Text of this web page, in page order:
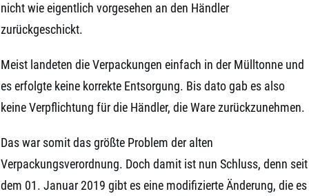
nicht wie eigentlich vorgesehen an den Händler
zurückgeschickt.
Meist landeten die Verpackungen einfach in der Mülltonne und
es erfolgte keine korrekte Entsorgung. Bis dato gab es also
keine Verpflichtung für die Händler, die Ware zurückzunehmen.
Das war somit das größte Problem der alten
Verpackungsverordnung. Doch damit ist nun Schluss, denn seit
dem 01. Januar 2019 gibt es eine modifizierte Änderung, die es